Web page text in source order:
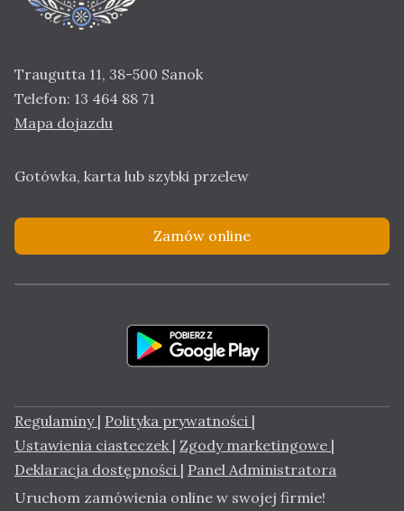
Traugutta 11, 38-500 Sanok
Telefon: 13 464 88 71
Mapa dojazdu
Gotówka, karta lub szybki przelew
Zamów online
Regulaminy | Polityka prywatności |
Ustawienia ciasteczek | Zgody marketingowe |
Deklaracja dostępności | Panel Administratora
Uruchom zamówienia online w swojej firmie!